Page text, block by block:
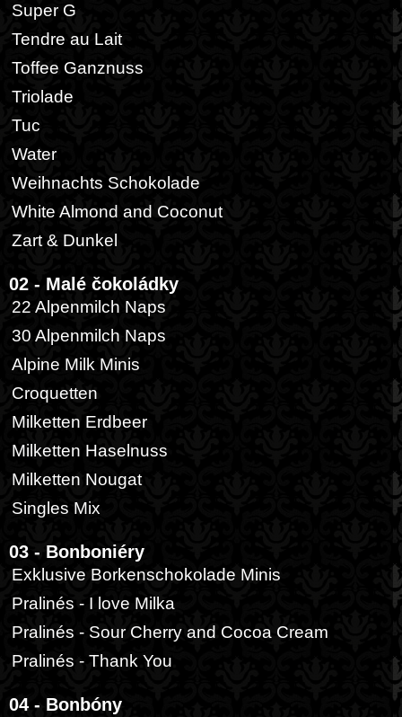
Super G
Tendre au Lait
Toffee Ganznuss
Triolade
Tuc
Water
Weihnachts Schokolade
White Almond and Coconut
Zart & Dunkel
02 - Malé čokoládky
22 Alpenmilch Naps
30 Alpenmilch Naps
Alpine Milk Minis
Croquetten
Milketten Erdbeer
Milketten Haselnuss
Milketten Nougat
Singles Mix
03 - Bonboniéry
Exklusive Borkenschokolade Minis
Pralinés - I love Milka
Pralinés - Sour Cherry and Cocoa Cream
Pralinés - Thank You
04 - Bonbóny